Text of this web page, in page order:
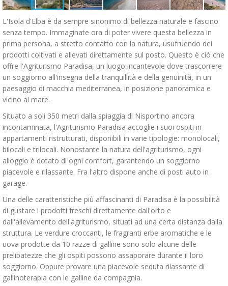
L'Isola d'Elba è da sempre sinonimo di bellezza naturale e fascino
senza tempo. Immaginate ora di poter vivere questa bellezza in
prima persona, a stretto contatto con la natura, usufruendo dei
prodotti coltivati e allevati direttamente sul posto. Questo è ciò che
offre l'Agriturismo Paradisa, un luogo incantevole dove trascorrere
un soggiorno all'insegna della tranquillità e della genuinità, in un
paesaggio di macchia mediterranea, in posizione panoramica e
vicino al mare.
Situato a soli 350 metri dalla spiaggia di Nisportino ancora
incontaminata, l'Agriturismo Paradisa accoglie i suoi ospiti in
appartamenti ristrutturati, disponibili in varie tipologie: monolocali,
bilocali e trilocali. Nonostante la natura dell'agriturismo, ogni
alloggio è dotato di ogni comfort, garantendo un soggiorno
piacevole e rilassante. Fra l'altro dispone anche di posti auto in
garage.
Una delle caratteristiche più affascinanti di Paradisa è la possibilità
di gustare i prodotti freschi direttamente dall'orto e
dall'allevamento dell'agriturismo, situati ad una certa distanza dalla
struttura. Le verdure croccanti, le fragranti erbe aromatiche e le
uova prodotte da 10 razze di galline sono solo alcune delle
prelibatezze che gli ospiti possono assaporare durante il loro
soggiorno. Oppure provare una piacevole seduta rilassante di
gallinoterapia con le galline da compagnia.